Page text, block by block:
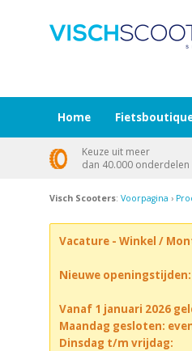
Visch Scooters: Voorpagina ›
Vacature - Winkel /
Nieuwe openingstijden:
Vanaf 1 januari 2026
Maandag gesloten:
Dinsdag t/m vrijdag:
Home
Keuze uit meer
dan 40.000 onderdelen